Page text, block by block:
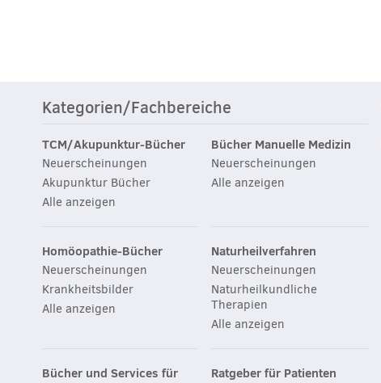
Kategorien/Fachbereiche
TCM/Akupunktur-Bücher
Neuerscheinungen
Akupunktur Bücher
Alle anzeigen
Bücher Manuelle Medizin
Neuerscheinungen
Alle anzeigen
Homöopathie-Bücher
Neuerscheinungen
Krankheitsbilder
Alle anzeigen
Naturheilverfahren
Neuerscheinungen
Naturheilkundliche
Therapien
Alle anzeigen
Bücher und Services für
Ratgeber für Patienten